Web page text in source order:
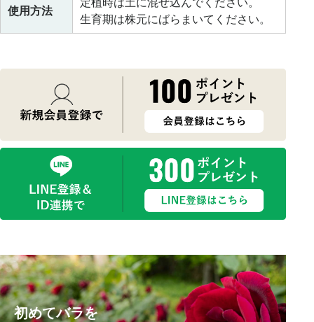
使用方法
定植時は土に混ぜ込んでください。
生育期は株元にばらまいてください。
初めてバラを